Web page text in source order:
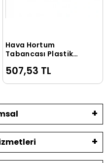
Sepete Ekle
Hava Hortum
Tabancası Plastik
507,53 TL